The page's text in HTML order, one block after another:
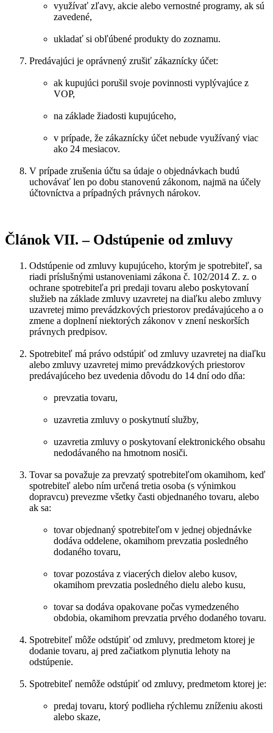
využívať zľavy, akcie alebo vernostné programy, ak sú
zavedené,
ukladať si obľúbené produkty do zoznamu.
Predávajúci je oprávnený zrušiť zákaznícky účet:
ak kupujúci porušil svoje povinnosti vyplývajúce z
VOP,
na základe žiadosti kupujúceho,
v prípade, že zákaznícky účet nebude využívaný viac
ako 24 mesiacov.
V prípade zrušenia účtu sa údaje o objednávkach budú
uchovávať len po dobu stanovenú zákonom, najmä na účely
účtovníctva a prípadných právnych nárokov.
Článok VII. – Odstúpenie od zmluvy
Odstúpenie od zmluvy kupujúceho, ktorým je spotrebiteľ, sa
riadi príslušnými ustanoveniami zákona č. 102/2014 Z. z. o
ochrane spotrebiteľa pri predaji tovaru alebo poskytovaní
služieb na základe zmluvy uzavretej na diaľku alebo zmluvy
uzavretej mimo prevádzkových priestorov predávajúceho a o
zmene a doplnení niektorých zákonov v znení neskorších
právnych predpisov.
Spotrebiteľ má právo odstúpiť od zmluvy uzavretej na diaľku
alebo zmluvy uzavretej mimo prevádzkových priestorov
predávajúceho bez uvedenia dôvodu do 14 dní odo dňa:
prevzatia tovaru,
uzavretia zmluvy o poskytnutí služby,
uzavretia zmluvy o poskytovaní elektronického obsahu
nedodávaného na hmotnom nosiči.
Tovar sa považuje za prevzatý spotrebiteľom okamihom, keď
spotrebiteľ alebo ním určená tretia osoba (s výnimkou
dopravcu) prevezme všetky časti objednaného tovaru, alebo
ak sa:
tovar objednaný spotrebiteľom v jednej objednávke
dodáva oddelene, okamihom prevzatia posledného
dodaného tovaru,
tovar pozostáva z viacerých dielov alebo kusov,
okamihom prevzatia posledného dielu alebo kusu,
tovar sa dodáva opakovane počas vymedzeného
obdobia, okamihom prevzatia prvého dodaného tovaru.
Spotrebiteľ môže odstúpiť od zmluvy, predmetom ktorej je
dodanie tovaru, aj pred začiatkom plynutia lehoty na
odstúpenie.
Spotrebiteľ nemôže odstúpiť od zmluvy, predmetom ktorej je:
predaj tovaru, ktorý podlieha rýchlemu zníženiu akosti
alebo skaze,